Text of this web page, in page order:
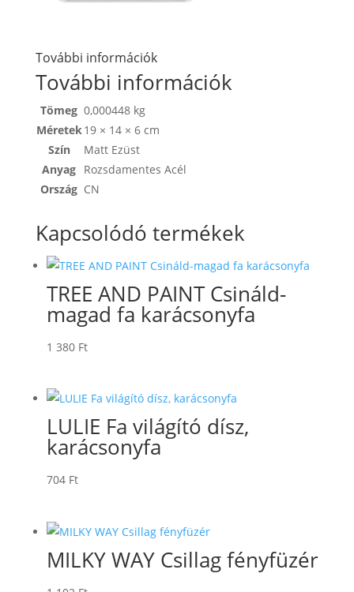
További információk
További információk
Tömeg 0,000448 kg
Méretek 19 × 14 × 6 cm
Szín
Matt Ezüst
Anyag Rozsdamentes Acél
Ország CN
Kapcsolódó termékek
TREE AND PAINT Csináld-
magad fa karácsonyfa
1 380 Ft
LULIE Fa világító dísz,
karácsonyfa
704 Ft
MILKY WAY Csillag fényfüzér